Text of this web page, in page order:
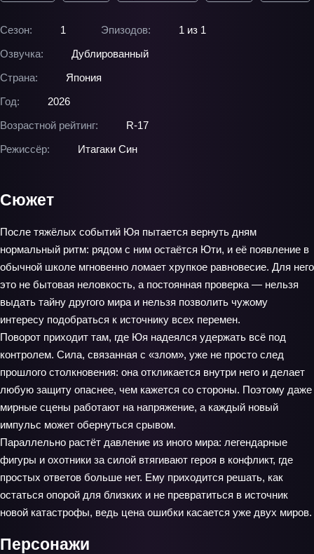
Сезон: 1 Эпизодов:
1 из 1
Озвучка:
Дублированный
Страна:
Япония
Год:
2026
Возрастной рейтинг:
R-17
Режиссёр:
Итагаки Син
Сюжет
После тяжёлых событий Юя пытается вернуть дням
нормальный ритм: рядом с ним остаётся Юти, и её появление в
обычной школе мгновенно ломает хрупкое равновесие. Для него
это не бытовая неловкость, а постоянная проверка — нельзя
выдать тайну другого мира и нельзя позволить чужому
интересу подобраться к источнику всех перемен.
Поворот приходит там, где Юя надеялся удержать всё под
контролем. Сила, связанная с «злом», уже не просто след
прошлого столкновения: она откликается внутри него и делает
любую защиту опаснее, чем кажется со стороны. Поэтому даже
мирные сцены работают на напряжение, а каждый новый
импульс может обернуться срывом.
Параллельно растёт давление из иного мира: легендарные
фигуры и охотники за силой втягивают героя в конфликт, где
простых ответов больше нет. Ему приходится решать, как
остаться опорой для близких и не превратиться в источник
новой катастрофы, ведь цена ошибки касается уже двух миров.
Персонажи